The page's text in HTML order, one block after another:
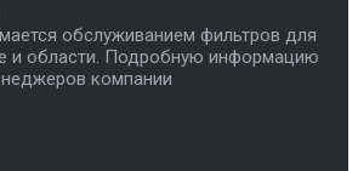
обслуживанием фильтров для
и области. Подробную информацию
компании